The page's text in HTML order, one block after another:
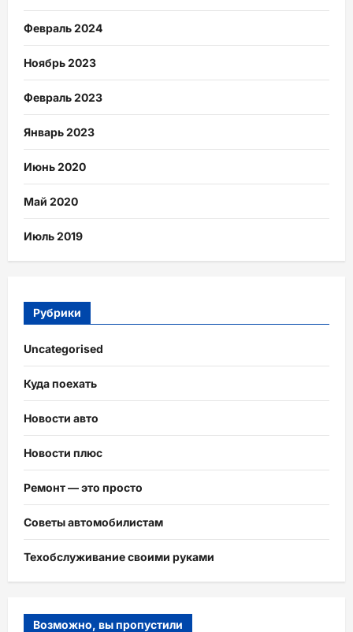
Февраль 2024
Ноябрь 2023
Февраль 2023
Январь 2023
Июнь 2020
Май 2020
Июль 2019
Рубрики
Uncategorised
Куда поехать
Новости авто
Новости плюс
Ремонт — это просто
Советы автомобилистам
Техобслуживание своими руками
Возможно, вы пропустили